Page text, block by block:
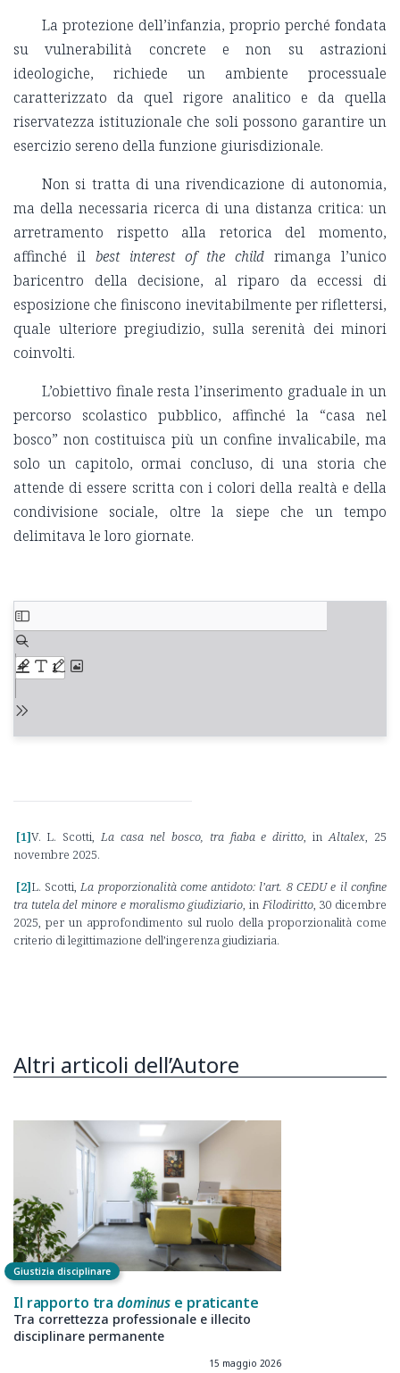
La protezione dell’infanzia, proprio perché fondata
su vulnerabilità concrete e non su astrazioni
ideologiche, richiede un ambiente processuale
caratterizzato da quel rigore analitico e da quella
riservatezza istituzionale che soli possono garantire un
esercizio sereno della funzione giurisdizionale.
Non si tratta di una rivendicazione di autonomia,
ma della necessaria ricerca di una distanza critica: un
arretramento rispetto alla retorica del momento,
affinché il best interest of the child rimanga l’unico
baricentro della decisione, al riparo da eccessi di
esposizione che finiscono inevitabilmente per riflettersi,
quale ulteriore pregiudizio, sulla serenità dei minori
coinvolti.
L’obiettivo finale resta l’inserimento graduale in un
percorso scolastico pubblico, affinché la “casa nel
bosco” non costituisca più un confine invalicabile, ma
solo un capitolo, ormai concluso, di una storia che
attende di essere scritta con i colori della realtà e della
condivisione sociale, oltre la siepe che un tempo
delimitava le loro giornate.
[1]V. L. Scotti,La casa nel bosco, tra fiaba e diritto, inAltalex, 25
novembre 2025.
[2]L. Scotti,La proporzionalità come antidoto: l’art. 8 CEDU e il confine
tra tutela del minore e moralismo giudiziario, in Filodiritto, 30 dicembre
2025, per un approfondimento sul ruolo della proporzionalità come
criterio di legittimazione dell’ingerenza giudiziaria.
Altri articoli dell’Autore
Giustizia disciplinare
Il rapporto tradominus e praticante
Tra correttezza professionale e illecito
disciplinare permanente
15 maggio 2026